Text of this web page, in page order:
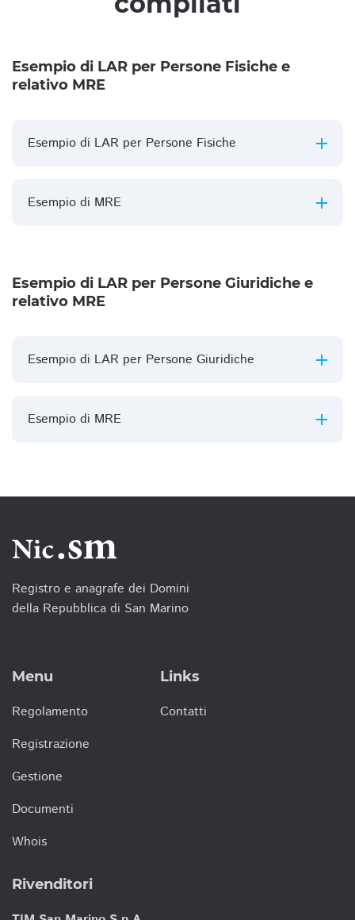
Esempio di LAR per Persone Fisiche e
relativo MRE
Esempio di LAR per Persone Fisiche
Esempio di MRE
Esempio di LAR per Persone Giuridiche e
relativo MRE
Esempio di LAR per Persone Giuridiche
Esempio di MRE
Registro e anagrafe dei Domini
della Repubblica di San Marino
Menu
Regolamento
Registrazione
Gestione
Documenti
Whois
Links
Contatti
Rivenditori